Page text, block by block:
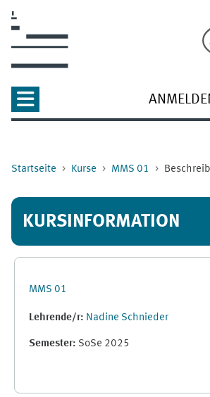
Startseite Kurse MMS 01
KURSINFORMATION
MMS 01
Lehrende/r: Nadine Schnieder
Semester: SoSe 2025